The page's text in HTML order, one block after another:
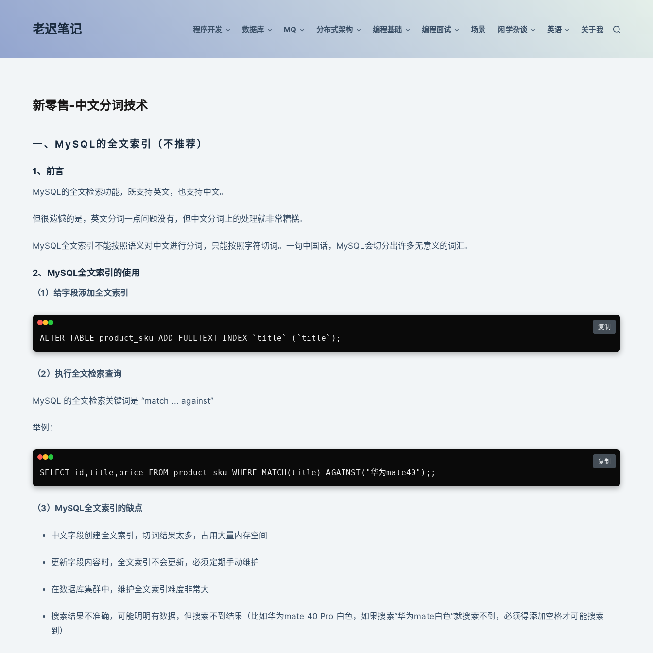
老迟笔记 程序开发 数据库 MQ 分布式架构 编程基础 编程面试 场景 闲学杂谈 英语 关于我
新零售-中文分词技术
一、MySQL的全文索引（不推荐）
1、前言
MySQL的全文检索功能，既支持英文，也支持中文。
但很遗憾的是，英文分词一点问题没有，但中文分词上的处理就非常糟糕。
MySQL全文索引不能按照语义对中文进行分词，只能按照字符切词。一句中国话，MySQL会切分出许多无意义的词汇。
2、MySQL全文索引的使用
（1）给字段添加全文索引
复制
ALTER TABLE product_sku ADD FULLTEXT INDEX `title` (`title`);
（2）执行全文检索查询
MySQL 的全文检索关键词是 “match ... against”
举例：
复制
SELECT id,title,price FROM product_sku WHERE MATCH(title) AGAINST("华为mate40");;
（3）MySQL全文索引的缺点
中文字段创建全文索引，切词结果太多，占用大量内存空间
更新字段内容时，全文索引不会更新，必须定期手动维护
在数据库集群中，维护全文索引难度非常大
搜索结果不准确，可能明明有数据，但搜索不到结果（比如华为mate 40 Pro 白色，如果搜索“华为mate白色”就搜索不到，必须得添加空格才可能搜索
到）